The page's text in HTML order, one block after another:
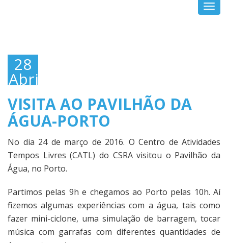
28
Abril,
2016
VISITA AO PAVILHÃO DA
ÁGUA-PORTO
No dia 24 de março de 2016. O Centro de Atividades
Tempos Livres (CATL) do CSRA visitou o Pavilhão da
Água, no Porto.
Partimos pelas 9h e chegamos ao Porto pelas 10h. Aí
fizemos algumas experiências com a água, tais como
fazer mini-ciclone, uma simulação de barragem, tocar
música com garrafas com diferentes quantidades de